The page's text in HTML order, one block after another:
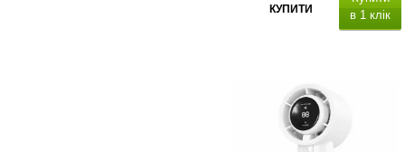
КУПИТИ
в 1 клік